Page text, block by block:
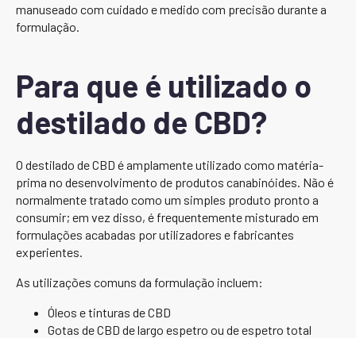
manuseado com cuidado e medido com precisão durante a
formulação.
Para que é utilizado o
destilado de CBD?
O destilado de CBD é amplamente utilizado como matéria-
prima no desenvolvimento de produtos canabinóides. Não é
normalmente tratado como um simples produto pronto a
consumir; em vez disso, é frequentemente misturado em
formulações acabadas por utilizadores e fabricantes
experientes.
As utilizações comuns da formulação incluem:
Óleos e tinturas de CBD
Gotas de CBD de largo espetro ou de espetro total